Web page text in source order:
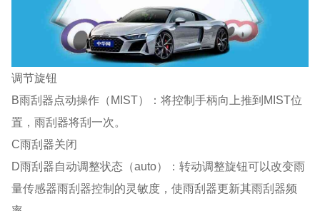
调节旋钮
B雨刮器点动操作（MIST）：将控制手柄向上推到MIST位
置，雨刮器将刮一次。
C雨刮器关闭
D雨刮器自动调整状态（auto）：转动调整旋钮可以改变雨
量传感器雨刮器控制的灵敏度，使雨刮器更新其雨刮器频